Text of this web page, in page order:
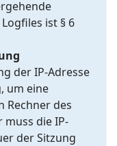
ist § 6
der IP-Adresse
um eine
Rechner des
die IP-
der Sitzung